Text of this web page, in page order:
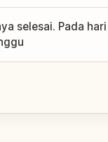
selesai. Pada hari